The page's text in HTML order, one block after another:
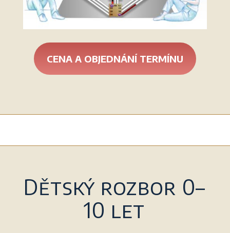
CENA A OBJEDNÁNÍ TERMÍNU
Dětský rozbor 0–
10 let